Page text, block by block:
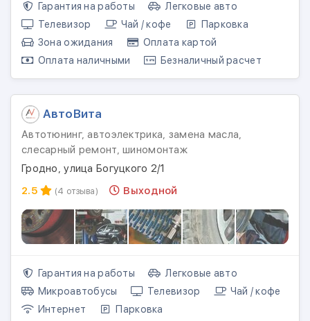
Гарантия на работы
Легковые авто
Телевизор
Чай / кофе
Парковка
Зона ожидания
Оплата картой
Оплата наличными
Безналичный расчет
АвтоВита
Автотюнинг, автоэлектрика, замена масла,
слесарный ремонт, шиномонтаж
Гродно, улица Богуцкого 2/1
2.5
(4 отзыва) Выходной
Гарантия на работы
Легковые авто
Микроавтобусы
Телевизор
Чай / кофе
Интернет
Парковка